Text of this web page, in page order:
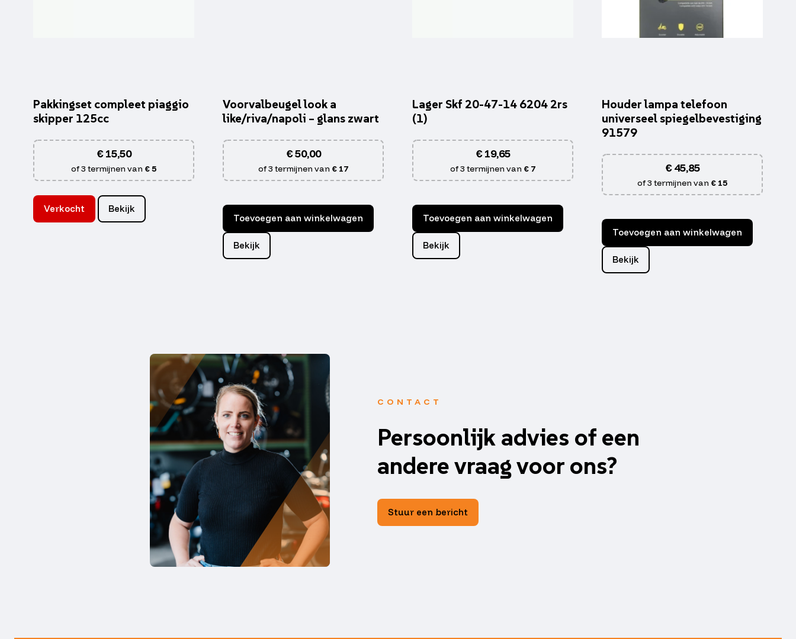
Pakkingset compleet piaggio
skipper 125cc
€15,50
of 3 termijnen van € 5
Verkocht Bekijk
Voorvalbeugel look a
like/riva/napoli – glans zwart
€50,00
of 3 termijnen van € 17
Toevoegen aan winkelwagen
Bekijk
Lager Skf 20-47-14 6204 2rs
(1)
€19,65
of 3 termijnen van € 7
Toevoegen aan winkelwagen
Bekijk
Houder lampa telefoon
universeel spiegelbevestiging
91579
€45,85
of 3 termijnen van € 15
Toevoegen aan winkelwagen
Bekijk
CONTACT
Persoonlijk advies of een
andere vraag voor ons?
Stuur een bericht